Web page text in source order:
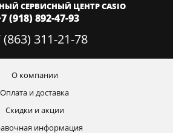
СЕРВИСНЫЙ ЦЕНТР CASIO
(918) 892-47-93
(863) 311-21-78
О компании
Оплата и доставка
Скидки и акции
информация